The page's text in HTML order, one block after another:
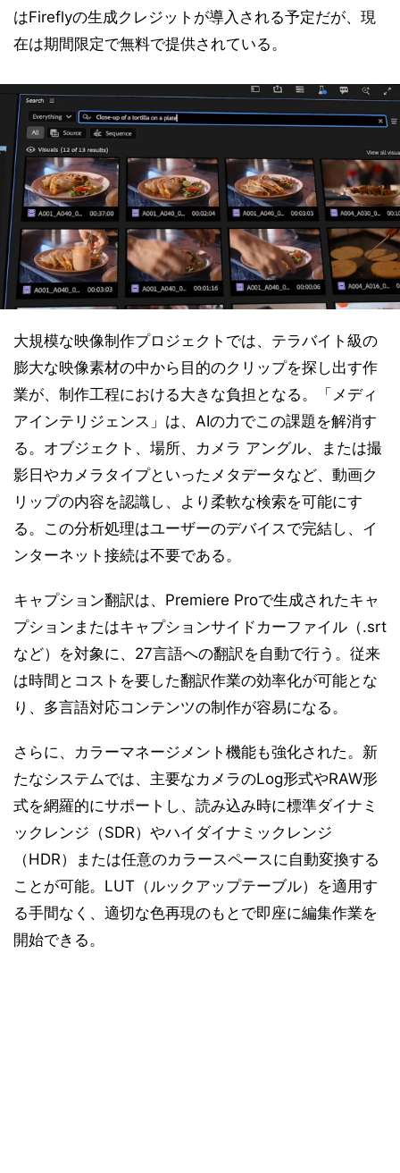
はFireflyの生成クレジットが導入される予定だが、現
在は期間限定で無料で提供されている。
大規模な映像制作プロジェクトでは、テラバイト級の
膨大な映像素材の中から目的のクリップを探し出す作
業が、制作工程における大きな負担となる。「メディ
アインテリジェンス」は、AIの力でこの課題を解消す
る。オブジェクト、場所、カメラ アングル、または撮
影日やカメラタイプといったメタデータなど、動画ク
リップの内容を認識し、より柔軟な検索を可能にす
る。この分析処理はユーザーのデバイスで完結し、イ
ンターネット接続は不要である。
キャプション翻訳は、Premiere Proで生成されたキャ
プションまたはキャプションサイドカーファイル（.srt
など）を対象に、27言語への翻訳を自動で行う。従来
は時間とコストを要した翻訳作業の効率化が可能とな
り、多言語対応コンテンツの制作が容易になる。
さらに、カラーマネージメント機能も強化された。新
たなシステムでは、主要なカメラのLog形式やRAW形
式を網羅的にサポートし、読み込み時に標準ダイナミ
ックレンジ（SDR）やハイダイナミックレンジ
（HDR）または任意のカラースペースに自動変換する
ことが可能。LUT（ルックアップテーブル）を適用す
る手間なく、適切な色再現のもとで即座に編集作業を
開始できる。